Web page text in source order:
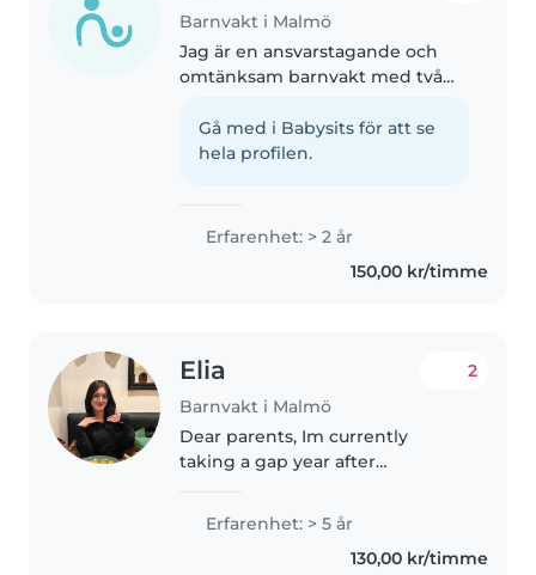
Barnvakt i Malmö
Jag är en ansvarstagande och
omtänksam barnvakt med två
småbarn och förskolebarn. Jag
talar engelska, svenska och
Gå med i Babysits för att se
hela profilen.
Erfarenhet: > 2 år
150,00 kr/timme
Elia
Barnvakt i Malmö
2
Dear parents, Im currently
taking a gap year after
Borgarskola, I am originally from
Persian, Spanish, and English...
Erfarenhet: > 5 år
130,00 kr/timme